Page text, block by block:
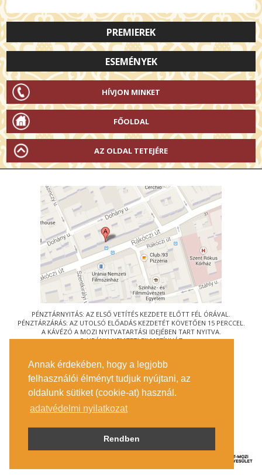
Annak érdekében, hogy a legjobb
felhasználói élményt tudjuk nyújtani, az
oldalunk sütiket (cookie-at) használ.
adatvédelmi nyilatkozat
Rendben
PREMIEREK
ESEMÉNYEK
HÍVJON MINKET
FŐOLDAL
AZ OLDAL TETEJÉRE
PÉNZTÁRNYITÁS: AZ ELSŐ VETÍTÉS KEZDETE ELŐTT FÉL ÓRÁVAL.
PÉNZTÁRZÁRÁS: AZ UTOLSÓ ELŐADÁS KEZDETÉT KÖVETŐEN 15 PERCCEL.
A KÁVÉZÓ A MOZI NYITVATARTÁSI IDEJÉBEN TART NYITVA.
© URÁNIA NEMZETI FILMSZÍNHÁZ
1088 BUDAPEST, RÁKÓCZI ÚT 21.
MEGKÖZELÍTÉS
JEGYINFORMÁCIÓ
ÍRJON NEKÜNK!
KÖZÉRDEKŰ ADATOK